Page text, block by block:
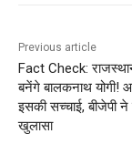
Previous article
Fact Check:
बनेंगे बालकनाथ योगी!
इसकी सच्चाई, बीजेपी
खुलासा